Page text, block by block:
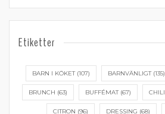
Etiketter
BARN I KÖKET(107) BARNVÄNLIGT(135)
BRUNCH (63) BUFFÉMAT(67) CHILI
CITRON (96) DRESSING (68)